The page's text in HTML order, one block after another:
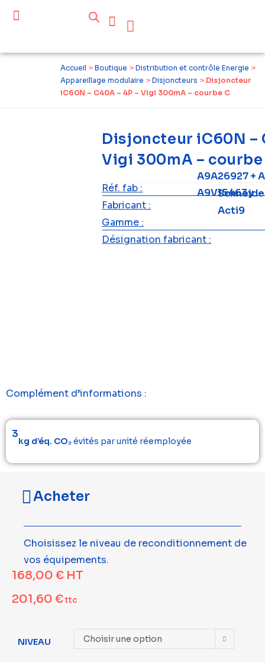
Accueil > Boutique > Distribution et contrôle Energie >
Appareillage modulaire > Disjoncteurs > Disjoncteur
iC60N – C40A – 4P – Vigi 300mA – courbe C
Disjoncteur iC60N –
Vigi 300mA – courbe
Réf. fab :
A9A26927 +
A9V15463y
Fabricant :
Gamme :
Acti9
Désignation fabricant :
Complément d’informations :
3
kg d’éq. CO₂évités par unité réemployée
Acheter
Choisissez le niveau de reconditionnement de
vos équipements.
168,00 € HT
201,60 €ttc
NIVEAU Choisir une option